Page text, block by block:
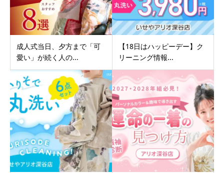
成人式当日、夕方まで「可
愛い」が続く人の...
【18日はハッピーデー】ク
リーニング情報...